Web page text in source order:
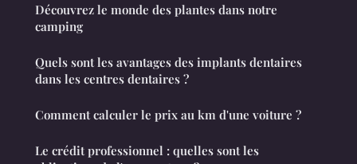
Découvrez le monde des plantes dans notre
camping
Quels sont les avantages des implants dentaires
dans les centres dentaires ?
Comment calculer le prix au km d'une voiture ?
Le crédit professionnel : quelles sont les